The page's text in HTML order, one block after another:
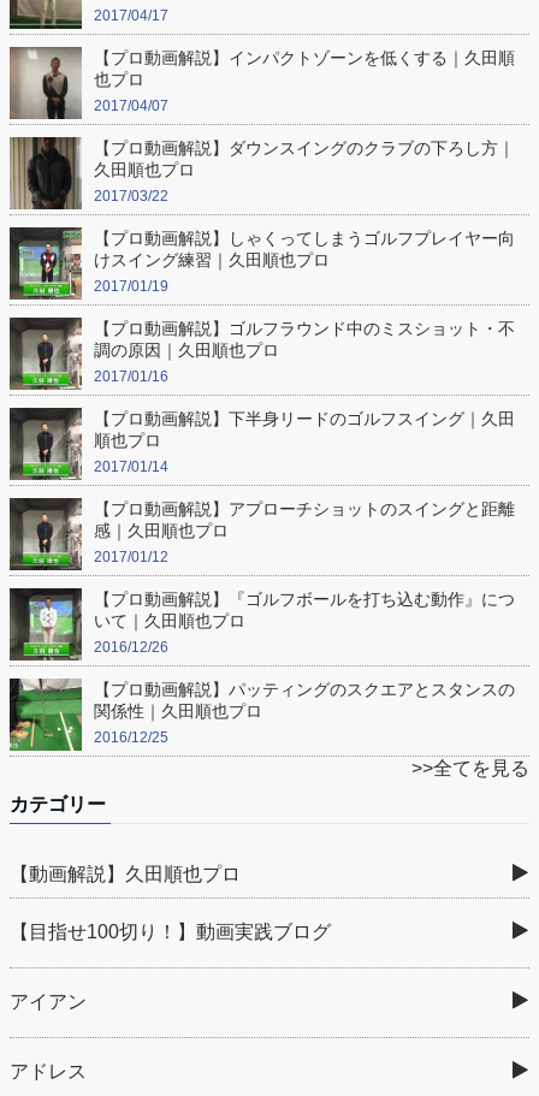
2017/04/17
【プロ動画解説】インパクトゾーンを低くする｜久田順
也プロ
2017/04/07
【プロ動画解説】ダウンスイングのクラブの下ろし方｜
久田順也プロ
2017/03/22
【プロ動画解説】しゃくってしまうゴルフプレイヤー向
けスイング練習｜久田順也プロ
2017/01/19
【プロ動画解説】ゴルフラウンド中のミスショット・不
調の原因｜久田順也プロ
2017/01/16
【プロ動画解説】下半身リードのゴルフスイング｜久田
順也プロ
2017/01/14
【プロ動画解説】アプローチショットのスイングと距離
感｜久田順也プロ
2017/01/12
【プロ動画解説】『ゴルフボールを打ち込む動作』につ
いて｜久田順也プロ
2016/12/26
【プロ動画解説】パッティングのスクエアとスタンスの
関係性｜久田順也プロ
2016/12/25
>>全てを見る
カテゴリー
【動画解説】久田順也プロ
【目指せ100切り！】動画実践ブログ
アイアン
アドレス